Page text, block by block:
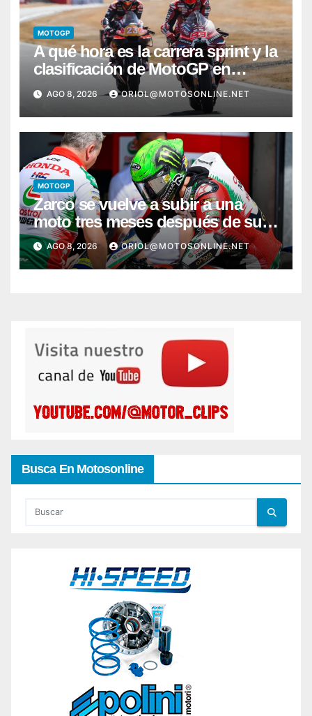
MOTOGP
A qué hora es la carrera sprint y la
clasificación de MotoGP en
Silverstone
AGO 8, 2026 ORIOL@MOTOSONLINE.NET
MOTOGP
Zarco se vuelve a subir a una
moto tres meses después de su
grave lesión
AGO 8, 2026 ORIOL@MOTOSONLINE.NET
Busca En Motosonline